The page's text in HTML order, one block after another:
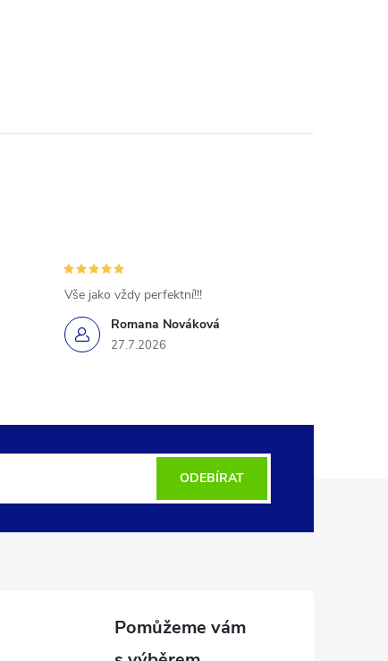
Romana Nováková
27.7.2026
Vše jako vždy perfektní!!!
ODEBÍRAT